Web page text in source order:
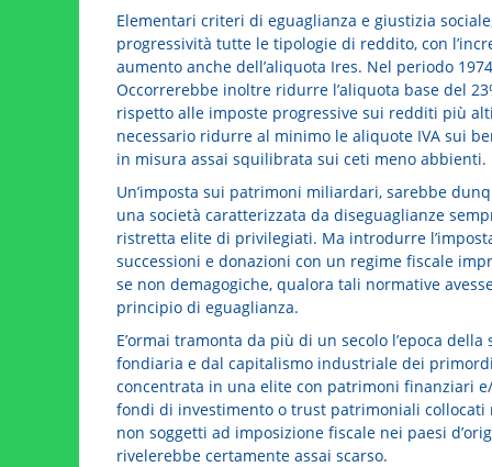
Elementari criteri di eguaglianza e giustizia
progressività tutte le tipologie di reddito, con
aumento anche dell’aliquota Ires. Nel periodo
Occorrerebbe inoltre ridurre l’aliquota base del
rispetto alle imposte progressive sui redditi più
necessario ridurre al minimo le aliquote IVA sui
in misura assai squilibrata sui ceti meno abbienti.
Un’imposta sui patrimoni miliardari, sarebbe
una società caratterizzata da diseguaglianze
ristretta elite di privilegiati. Ma introdurre
successioni e donazioni con un regime fiscale
se non demagogiche, qualora tali normative
principio di eguaglianza.
E’ormai tramonta da più di un secolo l’epoca
fondiaria e dal capitalismo industriale dei
concentrata in una elite con patrimoni finanziari
fondi di investimento o trust patrimoniali
non soggetti ad imposizione fiscale nei paesi
rivelerebbe certamente assai scarso.